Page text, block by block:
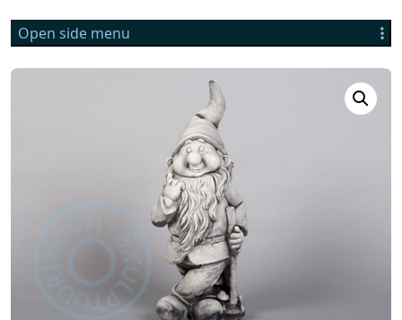
Open side menu